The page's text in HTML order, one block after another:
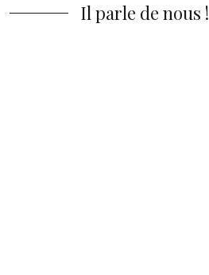
Il parle de nous !